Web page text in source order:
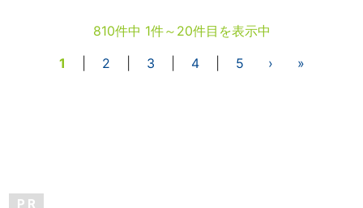
810件中 1件～20件目を表示中
1
2 3 4| 5 › »
P R